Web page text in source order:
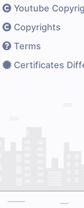
Youtube
Copyrights
Terms
Certificates